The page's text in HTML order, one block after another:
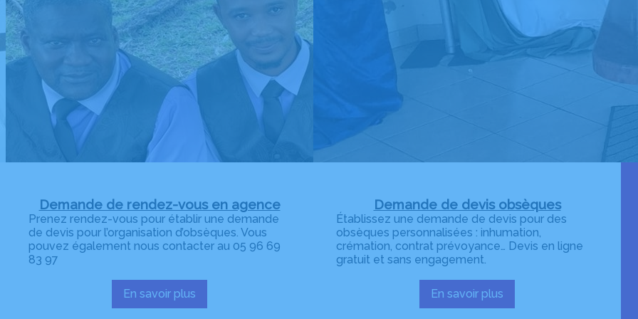
Demande de rendez-vous en agence
Prenez rendez-vous pour établir une demande
de devis pour l’organisation d’obsèques. Vous
pouvez également nous contacter au 05 96 69
83 97
En savoir plus
:
Demande de devis obsèques
Établissez une demande de devis pour des
obsèques personnalisées : inhumation,
crémation, contrat prévoyance… Devis en ligne
gratuit et sans engagement.
En savoir plus
: